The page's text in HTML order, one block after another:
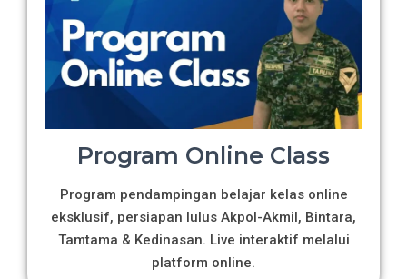
Program Online Class
Program pendampingan belajar kelas online
eksklusif, persiapan lulus Akpol-Akmil, Bintara,
Tamtama & Kedinasan. Live interaktif melalui
platform online.